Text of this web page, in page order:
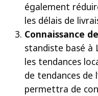
également
les délais de
Connaissance
standiste basé à
les tendances
de tendances de
permettra de